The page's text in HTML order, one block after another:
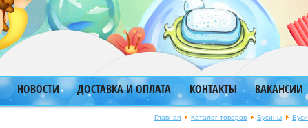
НОВОСТИ ДОСТАВКА И ОПЛАТА КОНТАКТЫ ВАКАНСИИ
Главная Каталог товаров Бусины